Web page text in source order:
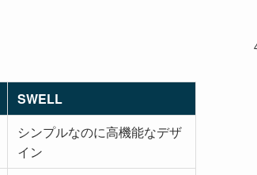
SWELL
シンプルなのに高機能なデザ
イン